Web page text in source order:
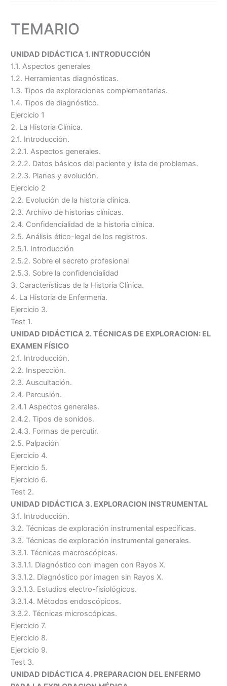
TEMARIO
UNIDAD DIDÁCTICA 1. INTRODUCCIÓN
1.1. Aspectos generales
1.2. Herramientas diagnósticas.
1.3. Tipos de exploraciones complementarias.
1.4. Tipos de diagnóstico.
Ejercicio 1
2. La Historia Clínica.
2.1. Introducción.
2.2.1. Aspectos generales.
2.2.2. Datos básicos del paciente y lista de problemas.
2.2.3. Planes y evolución.
Ejercicio 2
2.2. Evolución de la historia clínica.
2.3. Archivo de historias clínicas.
2.4. Confidencialidad de la historia clínica.
2.5. Análisis ético-legal de los registros.
2.5.1. Introducción
2.5.2. Sobre el secreto profesional
2.5.3. Sobre la confidencialidad
3. Características de la Historia Clínica.
4. La Historia de Enfermería.
Ejercicio 3.
Test 1.
UNIDAD DIDÁCTICA 2. TÉCNICAS DE EXPLORACION: EL
EXAMEN FÍSICO
2.1. Introducción.
2.2. Inspección.
2.3. Auscultación.
2.4. Percusión.
2.4.1 Aspectos generales.
2.4.2. Tipos de sonidos.
2.4.3. Formas de percutir.
2.5. Palpación
Ejercicio 4.
Ejercicio 5.
Ejercicio 6.
Test 2.
UNIDAD DIDÁCTICA 3. EXPLORACION INSTRUMENTAL
3.1. Introducción.
3.2. Técnicas de exploración instrumental específicas.
3.3. Técnicas de exploración instrumental generales.
3.3.1. Técnicas macroscópicas.
3.3.1.1. Diagnóstico con imagen con Rayos X.
3.3.1.2. Diagnóstico por imagen sin Rayos X.
3.3.1.3. Estudios electro-fisiológicos.
3.3.1.4. Métodos endoscópicos.
3.3.2. Técnicas microscópicas.
Ejercicio 7.
Ejercicio 8.
Ejercicio 9.
Test 3.
UNIDAD DIDÁCTICA 4. PREPARACION DEL ENFERMO